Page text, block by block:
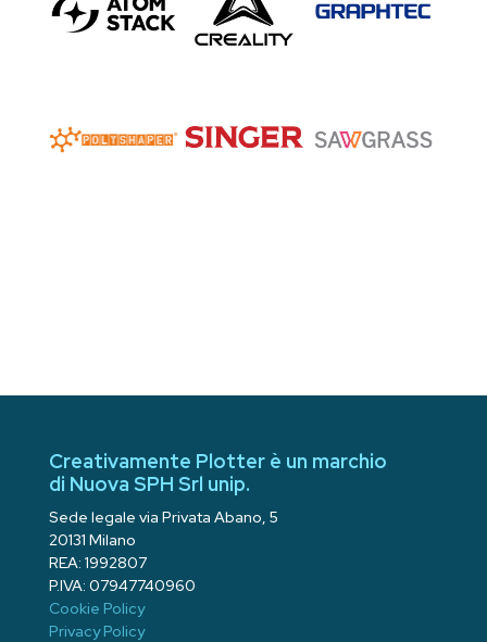
Creativamente Plotter è un marchio
di Nuova SPH Srl unip.
Sede legale via Privata Abano, 5
20131 Milano
REA: 1992807
P.IVA: 07947740960
Cookie Policy
Privacy Policy